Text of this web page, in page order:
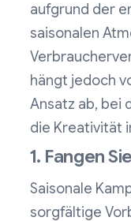
aufgrund der
saisonalen
hängt jedoch
Ansatz ab, bei
die Kreativität
1. Fangen
Saisonale
sorgfältige